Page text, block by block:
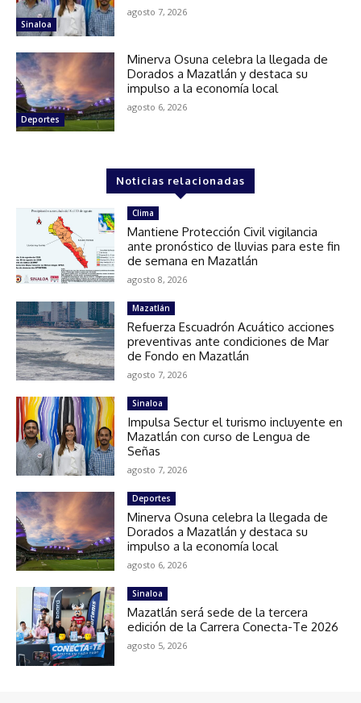
Sinaloa
agosto 7, 2026
Deportes
Minerva Osuna celebra la llegada de
Dorados a Mazatlán y destaca su
impulso a la economía local
agosto 6, 2026
Noticias relacionadas
Clima
Mantiene Protección Civil vigilancia
ante pronóstico de lluvias para este fin
de semana en Mazatlán
agosto 8, 2026
Mazatlán
Refuerza Escuadrón Acuático acciones
preventivas ante condiciones de Mar
de Fondo en Mazatlán
agosto 7, 2026
Sinaloa
Impulsa Sectur el turismo incluyente en
Mazatlán con curso de Lengua de
Señas
agosto 7, 2026
Deportes
Minerva Osuna celebra la llegada de
Dorados a Mazatlán y destaca su
impulso a la economía local
agosto 6, 2026
Sinaloa
Mazatlán será sede de la tercera
edición de la Carrera Conecta-Te 2026
agosto 5, 2026